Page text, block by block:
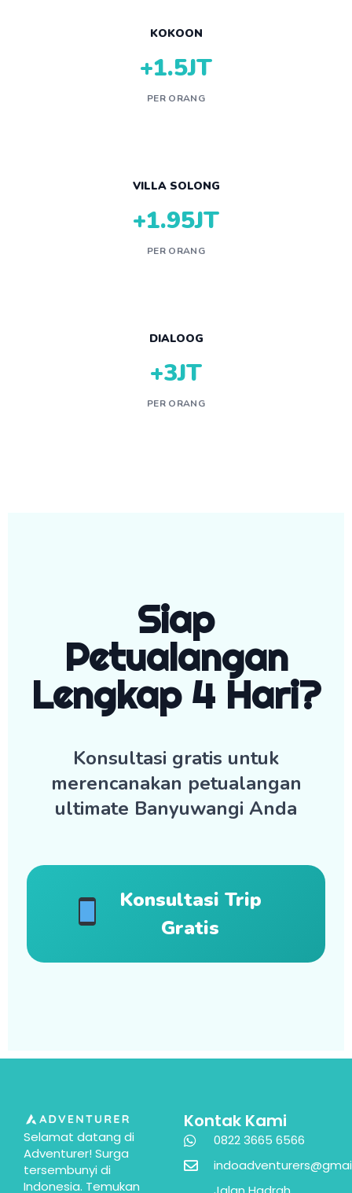
KOKOON
+1.5JT
PER ORANG
VILLA SOLONG
+1.95JT
PER ORANG
DIALOOG
+3JT
PER ORANG
Siap
Petualangan
Lengkap 4 Hari?
Konsultasi gratis untuk
merencanakan petualangan
ultimate Banyuwangi Anda
Konsultasi Trip
Gratis
Selamat datang di
Adventurer! Surga
tersembunyi di
Indonesia. Temukan
Kontak Kami
0822 3665 6566